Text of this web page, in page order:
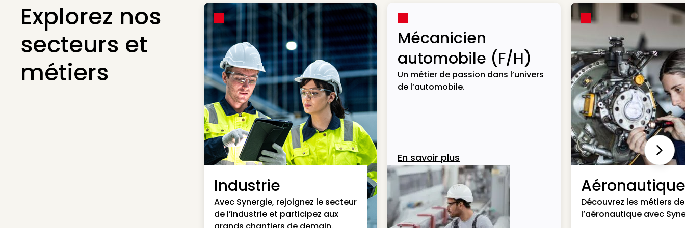
Explorez nos
secteurs et
métiers
Industrie
Avec Synergie, rejoignez le secteur
de l’industrie et participez aux
Mécanicien
automobile (F/H)
Un métier de passion dans l’univers
de l’automobile.
En savoir plus
Aéronautique
Découvrez les métiers de
l’aéronautique avec
Next